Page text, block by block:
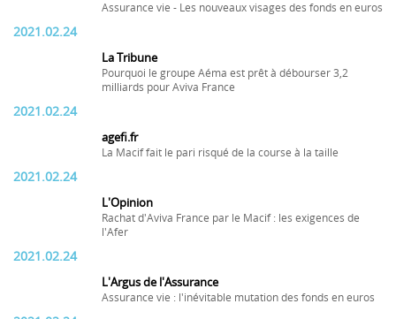
Assurance vie - Les nouveaux visages des fonds en euros
2021.02.24
La Tribune
Pourquoi le groupe Aéma est prêt à débourser 3,2
milliards pour Aviva France
2021.02.24
agefi.fr
La Macif fait le pari risqué de la course à la taille
2021.02.24
L'Opinion
Rachat d'Aviva France par le Macif : les exigences de
l'Afer
2021.02.24
L'Argus de l'Assurance
Assurance vie : l'inévitable mutation des fonds en euros